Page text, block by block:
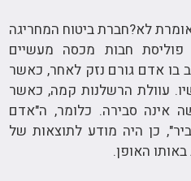
לא?חברת ביטוח המחריגה
פוליסת חבות מכסה מעשיים
בו אדם גורם נזק לאחר, כאשר
עוולת הרשלנות קמה, כאשר
אינה סבירה. כלומר, ה"אדם
כן היה מודע לתוצאות של
האופן.